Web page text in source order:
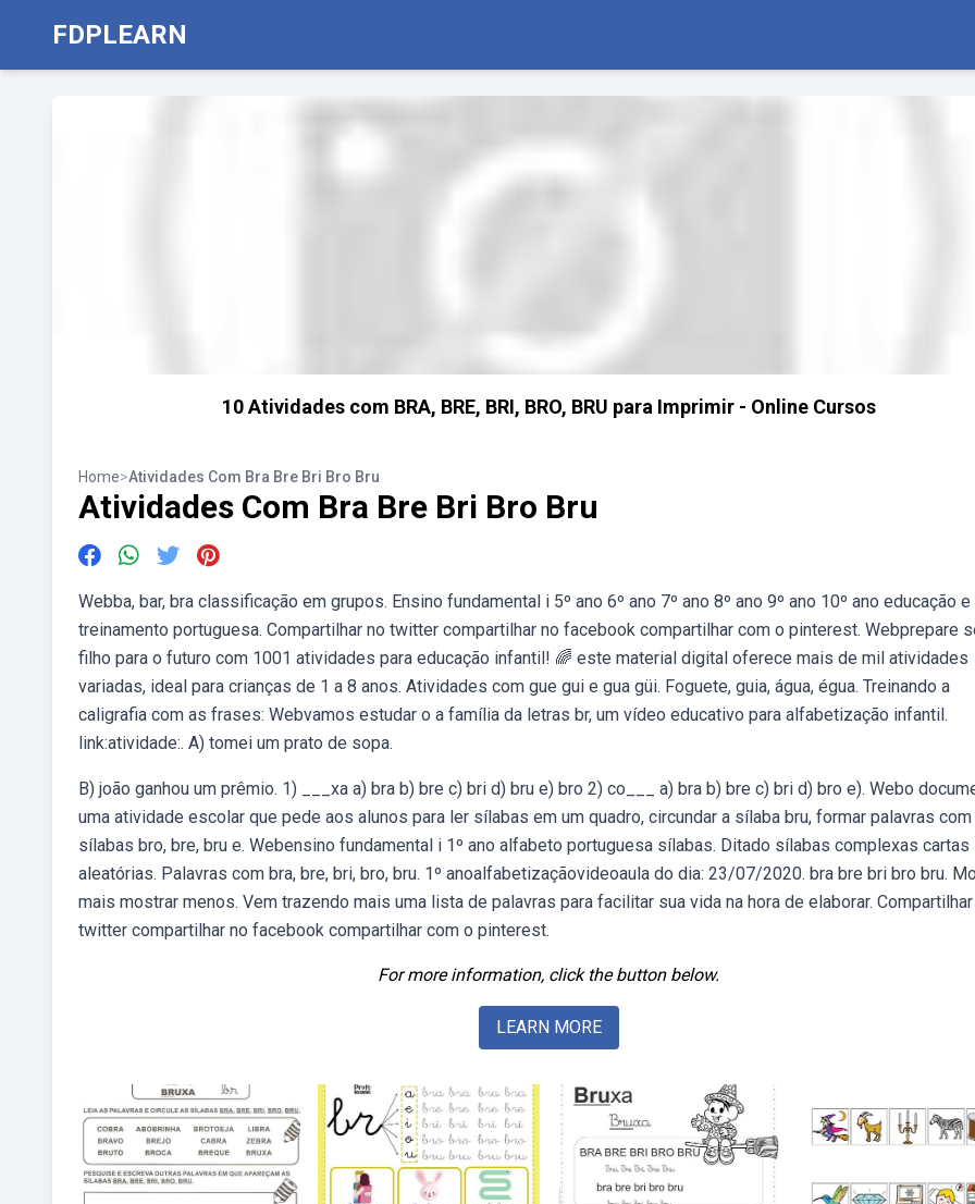
FDPLEARN
10 Atividades com BRA, BRE, BRI, BRO, BRU para Imprimir - Online Cursos
Home>Atividades Com Bra Bre Bri Bro Bru
Atividades Com Bra Bre Bri Bro Bru
Webba, bar, bra classificação em grupos. Ensino fundamental i 5º ano 6º ano 7º ano 8º ano 9º ano 10º ano educação e
treinamento portuguesa. Compartilhar no twitter compartilhar no facebook compartilhar com o pinterest. Webprepare
filho para o futuro com 1001 atividades para educação infantil! 🌈 este material digital oferece mais de mil atividades
variadas, ideal para crianças de 1 a 8 anos. Atividades com gue gui e gua güi. Foguete, guia, água, égua. Treinando a
caligrafia com as frases: Webvamos estudar o a família da letras br, um vídeo educativo para alfabetização infantil.
link:atividade:. A) tomei um prato de sopa.
B) joão ganhou um prêmio. 1) ___xa a) bra b) bre c) bri d) bru e) bro 2) co___ a) bra b) bre c) bri d) bro e). Webo
uma atividade escolar que pede aos alunos para ler sílabas em um quadro, circundar a sílaba bru, formar palavras
sílabas bro, bre, bru e. Webensino fundamental i 1º ano alfabeto portuguesa sílabas. Ditado sílabas complexas cartas
aleatórias. Palavras com bra, bre, bri, bro, bru. 1º anoalfabetizaçãovideoaula do dia: 23/07/2020. bra bre bri bro bru.
mais mostrar menos. Vem trazendo mais uma lista de palavras para facilitar sua vida na hora de elaborar.
twitter compartilhar no facebook compartilhar com o pinterest.
For more information, click the button below.
LEARN MORE